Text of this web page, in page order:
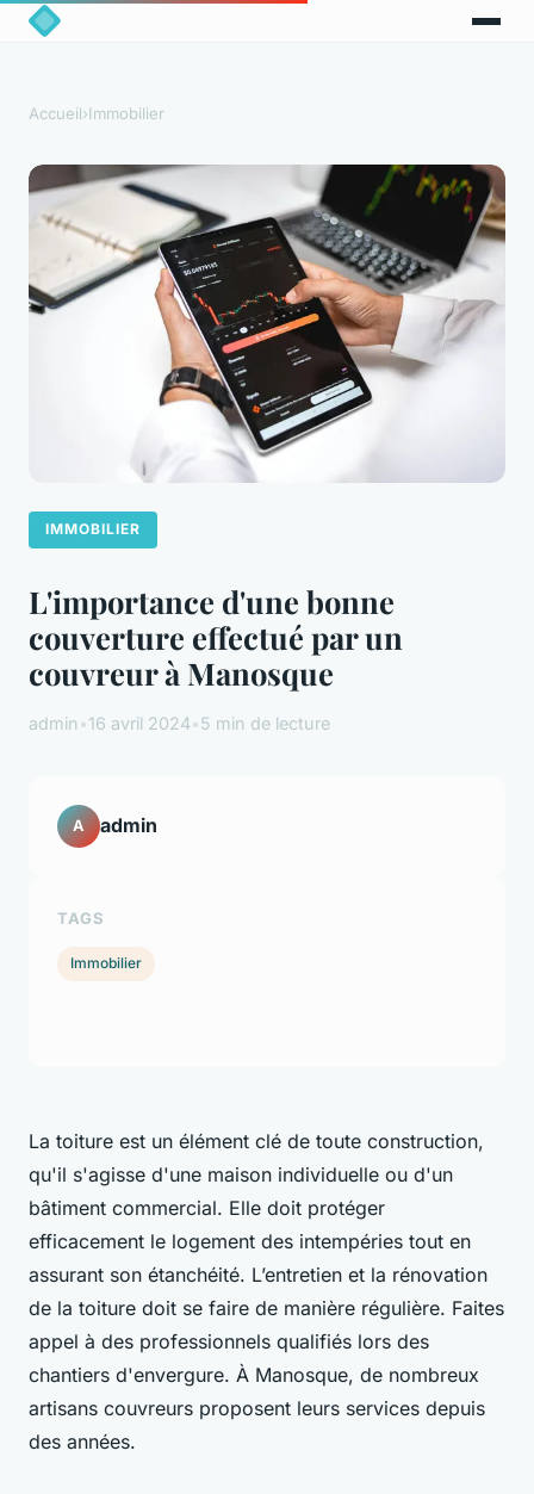
Accueil›Immobilier
IMMOBILIER
L'importance d'une bonne
couverture effectué par un
couvreur à Manosque
admin •16 avril 2024•5 min de lecture
La toiture est un élément clé de toute construction,
qu'il s'agisse d'une maison individuelle ou d'un
bâtiment commercial. Elle doit protéger
efficacement le logement des intempéries tout en
assurant son étanchéité. L’entretien et la rénovation
de la toiture doit se faire de manière régulière. Faites
appel à des professionnels qualifiés lors des
chantiers d'envergure. À Manosque, de nombreux
artisans couvreurs proposent leurs services depuis
des années.
A admin
TAGS
Immobilier